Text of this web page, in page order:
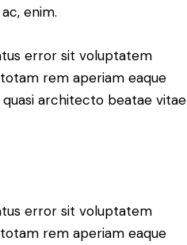
enim.
error sit voluptatem
rem aperiam eaque
architecto beatae vitae
error sit voluptatem
rem aperiam eaque